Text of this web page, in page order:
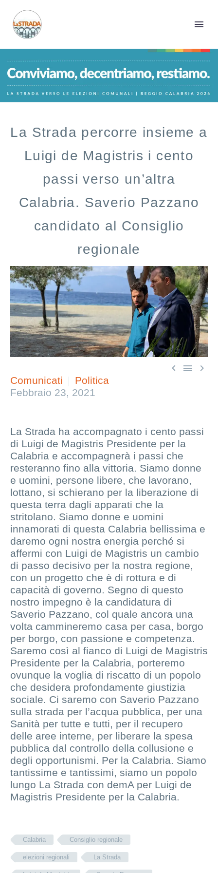
La Strada percorre insieme a
Luigi de Magistris i cento
passi verso un’altra
Calabria. Saverio Pazzano
candidato al Consiglio
regionale
  
Comunicati
Politica
Febbraio 23, 2021
La Strada ha accompagnato i cento passi
di Luigi de Magistris Presidente per la
Calabria e accompagnerà i passi che
resteranno fino alla vittoria. Siamo donne
e uomini, persone libere, che lavorano,
lottano, si schierano per la liberazione di
questa terra dagli apparati che la
stritolano. Siamo donne e uomini
innamorati di questa Calabria bellissima e
daremo ogni nostra energia perché si
affermi con Luigi de Magistris un cambio
di passo decisivo per la nostra regione,
con un progetto che è di rottura e di
capacità di governo. Segno di questo
nostro impegno è la candidatura di
Saverio Pazzano, col quale ancora una
volta cammineremo casa per casa, borgo
per borgo, con passione e competenza.
Saremo così al fianco di Luigi de Magistris
Presidente per la Calabria, porteremo
ovunque la voglia di riscatto di un popolo
che desidera profondamente giustizia
sociale. Ci saremo con Saverio Pazzano
sulla strada per l’acqua pubblica, per una
Sanità per tutte e tutti, per il recupero
delle aree interne, per liberare la spesa
pubblica dal controllo della collusione e
degli opportunismi. Per la Calabria. Siamo
tantissime e tantissimi, siamo un popolo
lungo La Strada con demA per Luigi de
Magistris Presidente per la Calabria.
Calabria Consiglio regionale
elezioni regionali La Strada